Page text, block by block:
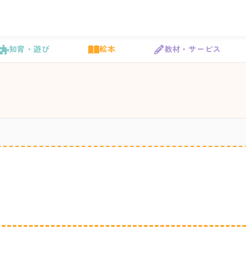
知育・遊び 絵本 教材・サービス